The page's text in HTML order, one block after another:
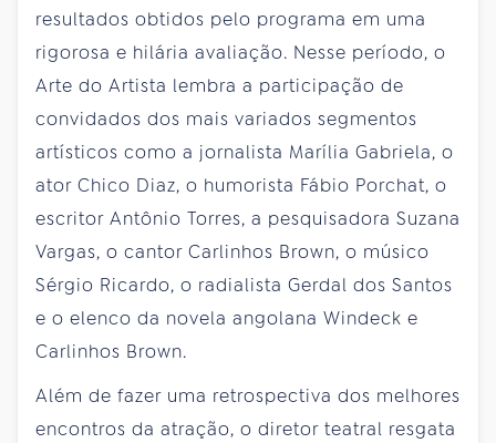
resultados obtidos pelo programa em uma
rigorosa e hilária avaliação. Nesse período, o
Arte do Artista lembra a participação de
convidados dos mais variados segmentos
artísticos como a jornalista Marília Gabriela, o
ator Chico Diaz, o humorista Fábio Porchat, o
escritor Antônio Torres, a pesquisadora Suzana
Vargas, o cantor Carlinhos Brown, o músico
Sérgio Ricardo, o radialista Gerdal dos Santos
e o elenco da novela angolana Windeck e
Carlinhos Brown.
Além de fazer uma retrospectiva dos melhores
encontros da atração, o diretor teatral resgata